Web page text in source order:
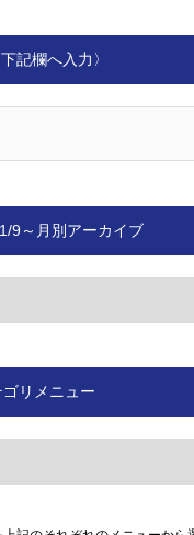
記欄へ入力〉
9～月別アーカイブ
リメニュー